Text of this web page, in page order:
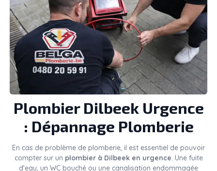
Plombier Dilbeek Urgence
: Dépannage Plomberie
En cas de problème de plomberie, il est essentiel de pouvoir
compter sur un plombier à Dilbeek en urgence. Une fuite
d’eau, un WC bouché ou une canalisation endommagée